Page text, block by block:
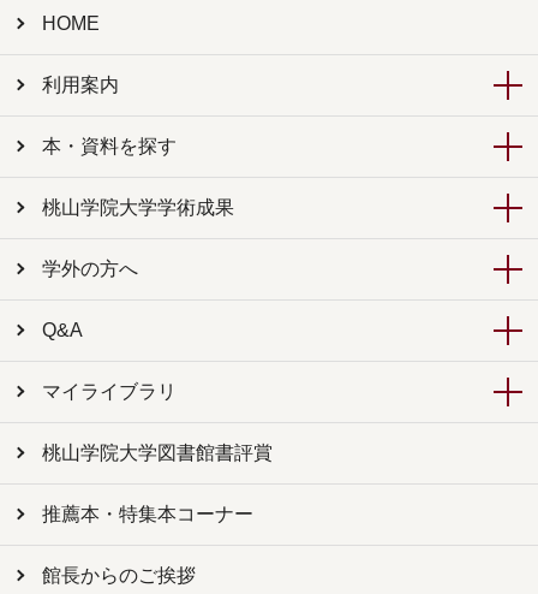
HOME
利用案内
本・資料を探す
桃山学院大学学術成果
学外の方へ
Q&A
マイライブラリ
桃山学院大学図書館書評賞
推薦本・特集本コーナー
館長からのご挨拶